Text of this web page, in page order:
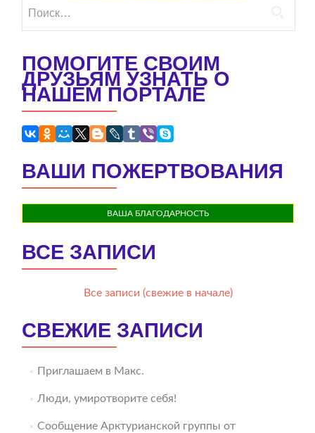
ПОМОГИТЕ СВОИМ
ДРУЗЬЯМ УЗНАТЬ О
НАШЕМ ПОРТАЛЕ
ВАШИ ПОЖЕРТВОВАНИЯ
ВАША БЛАГОДАРНОСТЬ
ВСЕ ЗАПИСИ
Все записи (свежие в начале)
СВЕЖИЕ ЗАПИСИ
Приглашаем в Макс.
Люди, умиротворите себя!
Сообщение Арктурианской группы от